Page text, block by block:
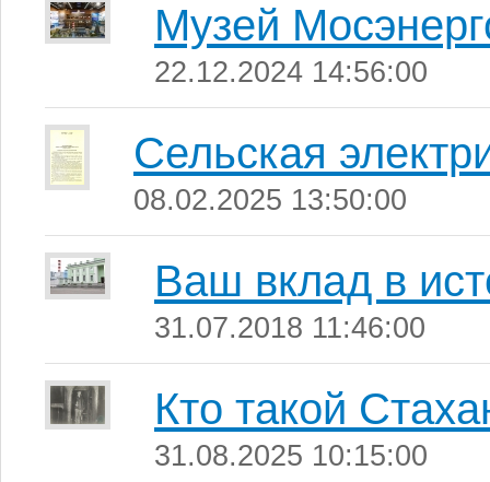
Музей
22.12.2024 14:56:00
Сельская
08.02.2025 13:50:00
Ваш вклад в
31.07.2018 11:46:00
Кто такой
31.08.2025 10:15:00